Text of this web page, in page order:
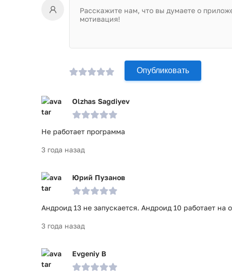
Опубликовать
Olzhas Sagdiyev
Не работает программа
3 года назад
Юрий Пузанов
Андроид 13 не запускается. Андроид 10 работает на
3 года назад
Evgeniy B